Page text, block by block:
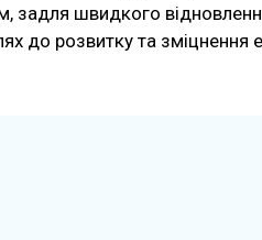
задля швидкого
до розвитку та зміцнення